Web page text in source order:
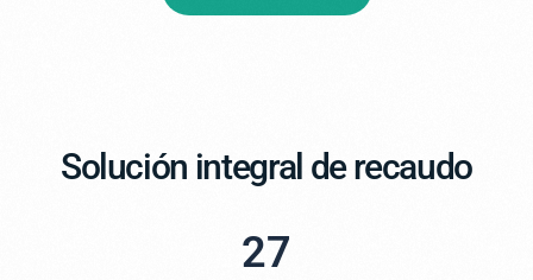
Solución integral de recaudo
27